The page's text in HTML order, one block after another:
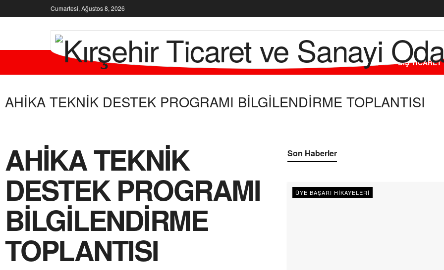
Cumartesi, Ağustos 8, 2026
KURUMSAL ODAMIZ ÜYELERİMİZ HİZMETLERİMİZ DIŞ TİCARET
AHİKA TEKNİK DESTEK PROGRAMI BİLGİLENDİRME TOPLANTISI
AHİKA TEKNİK
DESTEK PROGRAMI
BİLGİLENDİRME
TOPLANTISI
Son Haberler
ÜYE BAŞARI HIKAYELERI